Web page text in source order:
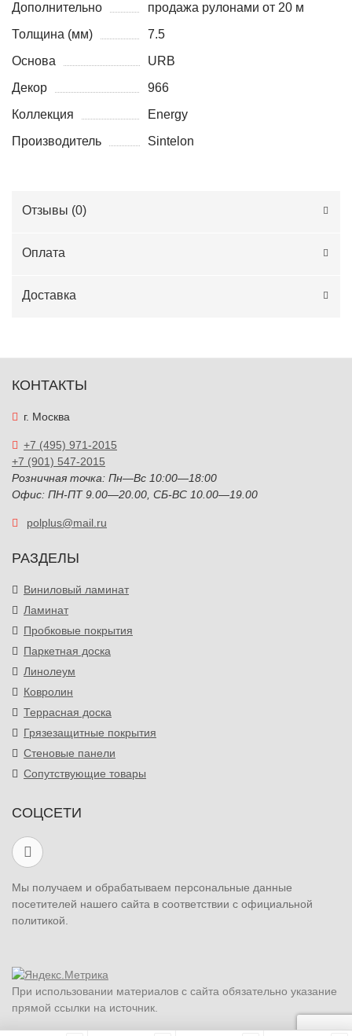
Дополнительно
продажа рулонами от 20 м
Толщина (мм)
7.5
Основа
URB
Декор
966
Коллекция
Energy
Производитель
Sintelon
Отзывы (0)
Оплата
Доставка
КОНТАКТЫ
г. Москва
+7 (495) 971-2015
+7 (901) 547-2015
Розничная точка: Пн—Вс 10:00—18:00
Офис: ПН-ПТ 9.00—20.00, СБ-ВС 10.00—19.00
polplus@mail.ru
РАЗДЕЛЫ
Виниловый ламинат
Ламинат
Пробковые покрытия
Паркетная доска
Линолеум
Ковролин
Террасная доска
Грязезащитные покрытия
Стеновые панели
Сопутствующие товары
СОЦСЕТИ
Мы получаем и обрабатываем персональные данные
посетителей нашего сайта в соответствии с официальной
политикой.
При использовании материалов с сайта обязательно указание
прямой ссылки на источник.